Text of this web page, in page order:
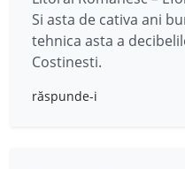
Si asta de cativa ani
tehnica asta a
Costinesti.
răspunde-i